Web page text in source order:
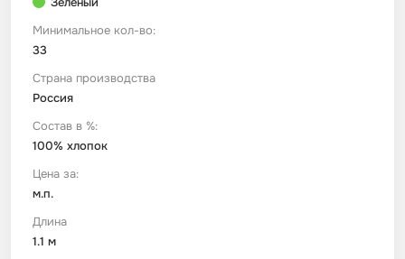
Минимальное кол-во:
33
Страна производства
Россия
Состав в %:
100% хлопок
Цена за:
м.п.
Длина
1.1 м
Футер
Шелк Армани
Штапель
Имитации материалов